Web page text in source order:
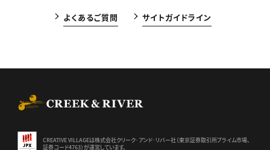
よくあるご質問 サイトガイドライン
CREATIVE VILLAGEは株式会社クリーク･アンド･リバー社（東京証券取引所プライム市場、
証券コード4763）が運営しています。